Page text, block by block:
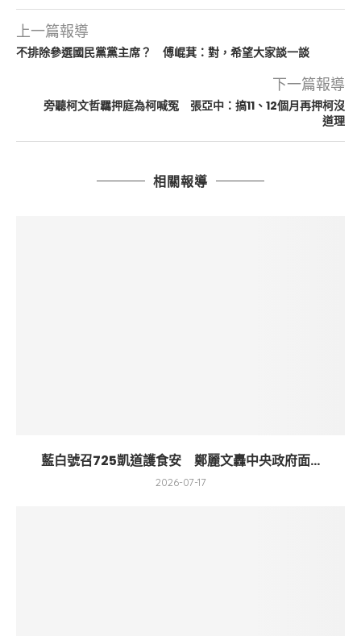
上一篇報導
不排除參選國民黨黨主席？ 傅崐萁：對，希望大家談一談
下一篇報導
旁聽柯文哲羈押庭為柯喊冤 張亞中：搞11、12個月再押柯沒
道理
相關報導
藍白號召725凱道護食安 鄭麗文轟中央政府面...
2026-07-17